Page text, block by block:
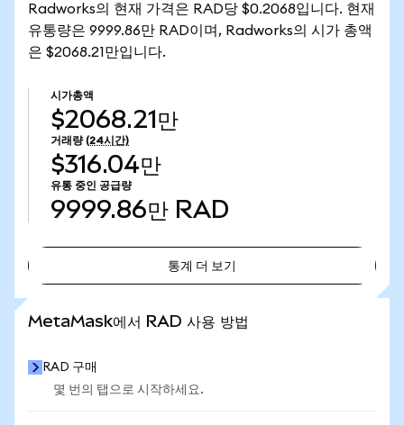
Radworks의 현재 가격은 RAD당 $0.2068입니다. 현재
유통량은 9999.86만 RAD이며, Radworks의 시가 총액
은 $2068.21만입니다.
시가총액
$2068.21만
거래량 (24시간)
$316.04만
유통 중인 공급량
9999.86만 RAD
통계 더 보기
MetaMask에서 RAD 사용 방법
RAD 구매
몇 번의 탭으로 시작하세요.